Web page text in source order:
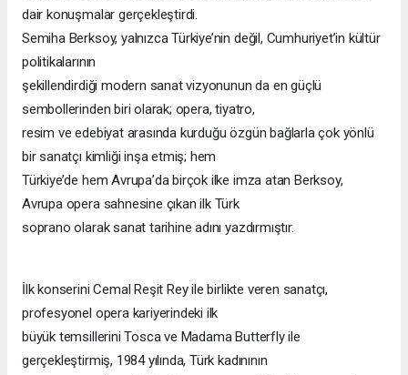
dair konuşmalar gerçekleştirdi.
Semiha Berksoy, yalnızca Türkiye’nin değil, Cumhuriyet’in kültür
politikalarının
şekillendirdiği modern sanat vizyonunun da en güçlü
sembollerinden biri olarak; opera, tiyatro,
resim ve edebiyat arasında kurduğu özgün bağlarla çok yönlü
bir sanatçı kimliği inşa etmiş; hem
Türkiye’de hem Avrupa’da birçok ilke imza atan Berksoy,
Avrupa opera sahnesine çıkan ilk Türk
soprano olarak sanat tarihine adını yazdırmıştır.
İlk konserini Cemal Reşit Rey ile birlikte veren sanatçı,
profesyonel opera kariyerindeki ilk
büyük temsillerini Tosca ve Madama Butterfly ile
gerçekleştirmiş, 1984 yılında, Türk kadınının